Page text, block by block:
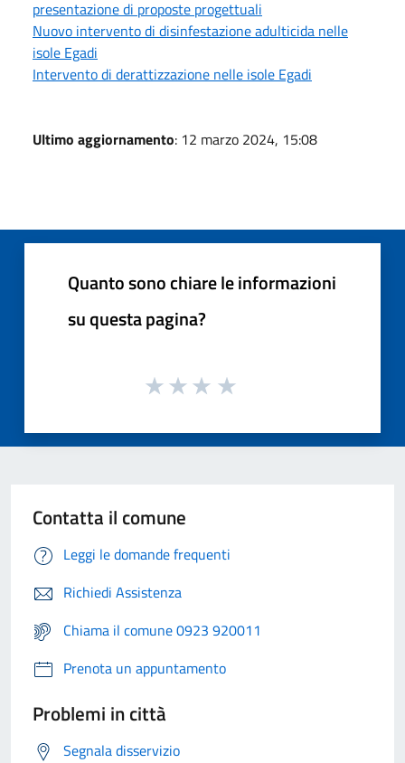
presentazione di proposte progettuali
Nuovo intervento di disinfestazione adulticida nelle
isole Egadi
Intervento di derattizzazione nelle isole Egadi
Ultimo aggiornamento: 12 marzo 2024, 15:08
Quanto sono chiare le informazioni
su questa pagina?
Contatta il comune
Leggi le domande frequenti
Richiedi Assistenza
Chiama il comune 0923 920011
Prenota un appuntamento
Problemi in città
Segnala disservizio